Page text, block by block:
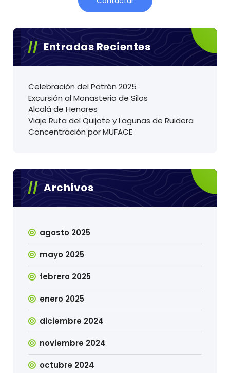
Entradas Recientes
Celebración del Patrón 2025
Excursión al Monasterio de Silos
Alcalá de Henares
Viaje Ruta del Quijote y Lagunas de Ruidera
Concentración por MUFACE
Archivos
agosto 2025
mayo 2025
febrero 2025
enero 2025
diciembre 2024
noviembre 2024
octubre 2024